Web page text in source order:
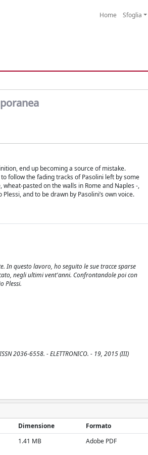
Home Sfoglia
end up becoming a source of mistake.
follow the fading tracks of Pasolini left by some
pasted on the walls in Rome and Naples -,
and to be drawn by Pasolini’s own voice.
In questo lavoro, ho seguito le sue tracce sparse
negli ultimi vent'anni. Confrontandole poi con
Plessi.
2036-6558. - ELETTRONICO. - 19, 2015 (III)
Dimensione
Formato
1.41 MB Adobe PDF